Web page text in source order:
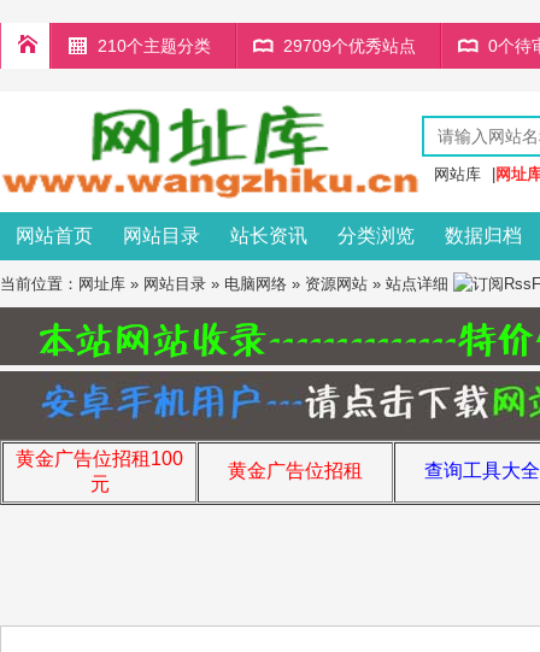
210个主题分类 29709个优秀站点 0个待
网站库 网址
网站首页 网站目录 站长资讯 分类浏览 数据归档
当前位置： 网址库 » 网站目录 » 电脑网络 » 资源网站 » 站点详细
黄金广告位招租100
元
黄金广告位招租 查询工具大